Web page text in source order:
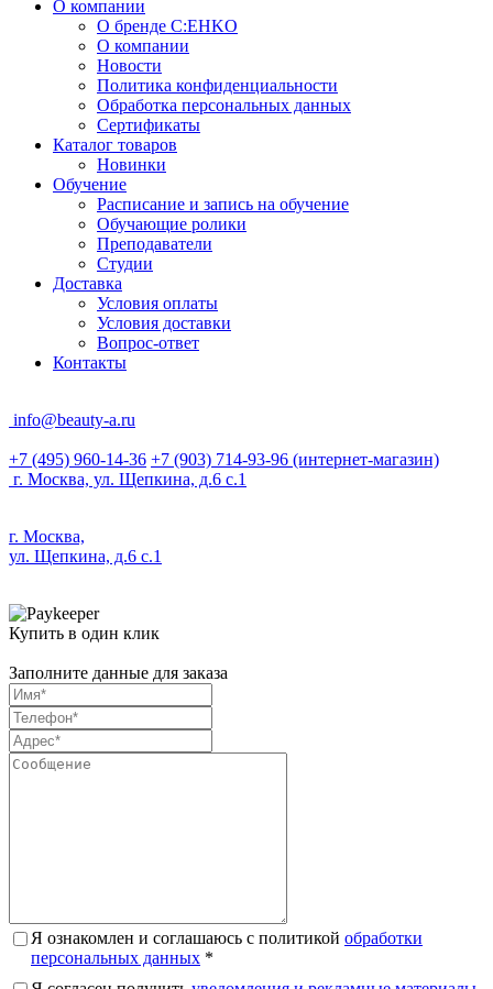
О компании
О бренде C:EHKO
О компании
Новости
Политика конфиденциальности
Обработка персональных данных
Сертификаты
Каталог товаров
Новинки
Обучение
Расписание и запись на обучение
Обучающие ролики
Преподаватели
Студии
Доставка
Условия оплаты
Условия доставки
Вопрос-ответ
Контакты
info@beauty-a.ru
+7 (495) 960-14-36 +7 (903) 714-93-96 (интернет-магазин)
г. Москва, ул. Щепкина, д.6 с.1
г. Москва,
ул. Щепкина, д.6 с.1
Купить в один клик
Заполните данные для заказа
Я ознакомлен и соглашаюсь с политикой обработки
персональных данных *